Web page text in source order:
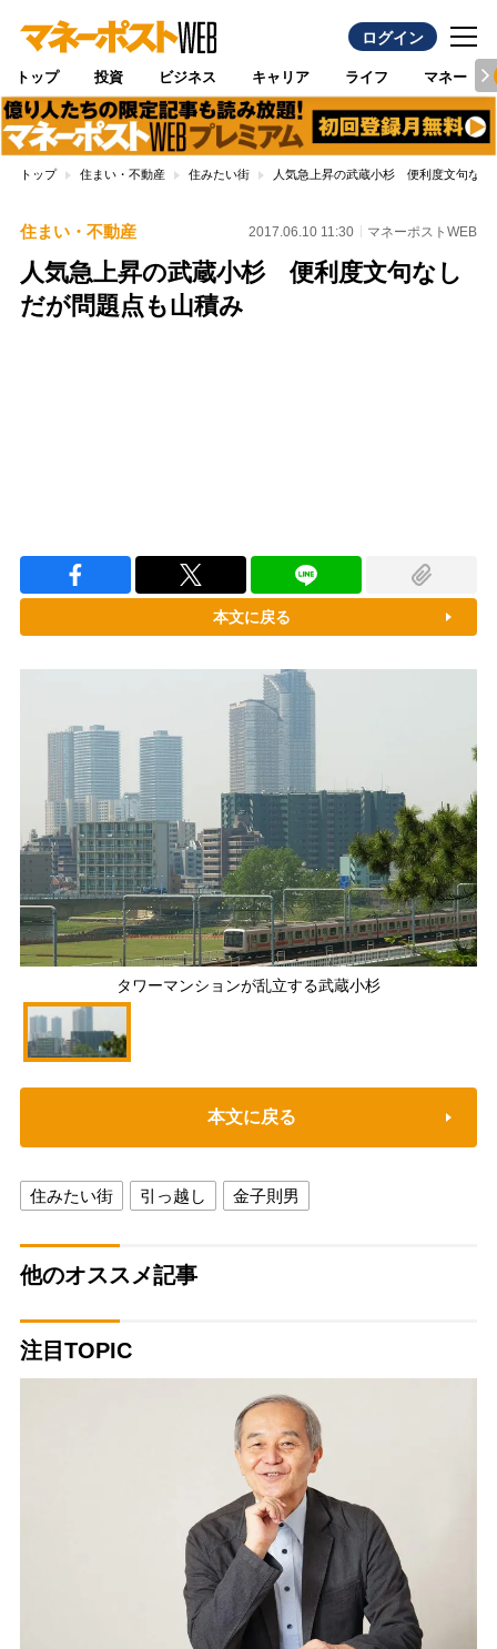
ログイン
トップ 投資 ビジネス キャリア ライフ マネー
トップ 住まい・不動産 住みたい街 人気急上昇の武蔵小杉 便利度文句なし
住まい・不動産 2017.06.10 11:30 マネーポストWEB
人気急上昇の武蔵小杉 便利度文句なし
だが問題点も山積み
本文に戻る
タワーマンションが乱立する武蔵小杉
本文に戻る
住みたい街 引っ越し 金子則男
他のオススメ記事
注目TOPIC